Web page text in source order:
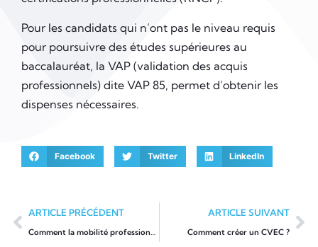
Pour les candidats qui n’ont pas le niveau requis
pour poursuivre des études supérieures au
baccalauréat, la VAP (validation des acquis
professionnels) dite VAP 85, permet d’obtenir les
dispenses nécessaires.
Facebook Twitter LinkedIn
ARTICLE PRÉCÉDENT
Comment la mobilité professionnelle évolue-t-elle en 2023?
ARTICLE SUIVANT
Comment créer un CVEC ?